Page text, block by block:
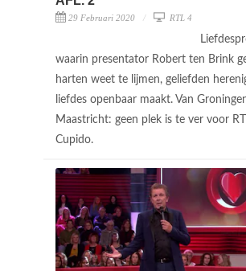
29 Februari 2020 RTL 4
waarin presentator Robert ten Brink
harten weet te lijmen, geliefden
liefdes openbaar maakt. Van
Maastricht: geen plek is te ver voor
Cupido.